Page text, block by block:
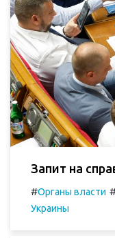
Запит на
#Органы власти
Украины